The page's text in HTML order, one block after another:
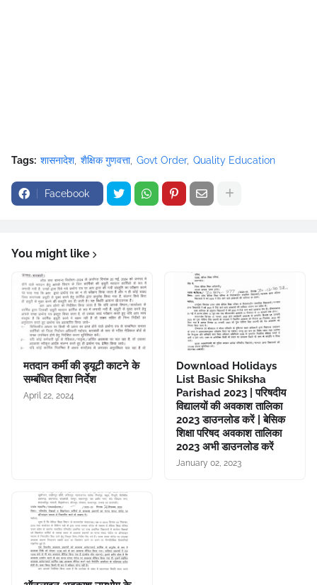
Tags: शासनादेश शैक्षिक गुणवत्ता Govt Order Quality Education
Facebook
You might like
मतदान कर्मी की ड्यूटी काटने के
सम्बंधित दिशा निर्देश
April 22, 2024
Download Holidays
List Basic Shiksha
Parishad 2023 | परिषदीय
विद्यालयों की अवकाश तालिका
2023 डाउनलोड करें | बेसिक
शिक्षा परिषद अवकाश तालिका
2023 अभी डाउनलोड करें
January 02, 2023